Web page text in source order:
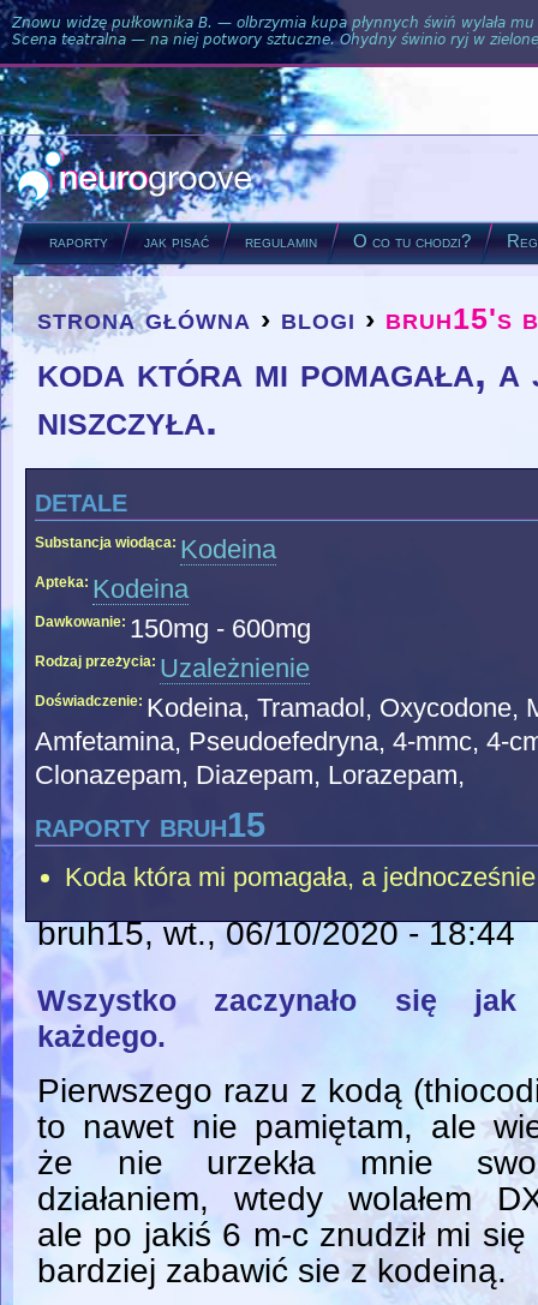
Znowu widzę pułkownika B. — olbrzymia kupa płynnych świń wylała
Scena teatralna — na niej potwory sztuczne. Ohydny świnio ryj w
raporty jak pisać regulamin O co tu chodzi?
you are here
strona główna › blogi › bruh15's
koda która mi pomagała, a
niszczyła.
detale
Substancja wiodąca: Kodeina
Apteka: Kodeina
Dawkowanie: 150mg - 600mg
Rodzaj przeżycia: Uzależnienie
Doświadczenie: Kodeina, Tramadol, Oxycodone,
Amfetamina, Pseudoefedryna, 4-mmc, 4-
Clonazepam, Diazepam, Lorazepam,
raporty bruh15
Koda która mi pomagała, a
bruh15, wt., 06/10/2020 - 18:44
Wszystko zaczynało się
każdego.
Pierwszego razu z kodą
to nawet nie pamiętam, ale
że nie urzekła mnie
działaniem, wtedy wolałem
ale po jakiś 6 m-c znudził mi
bardziej zabawić sie z kodeiną.